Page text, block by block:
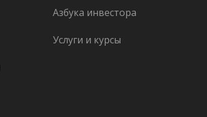
Азбука инвестора
Услуги и курсы